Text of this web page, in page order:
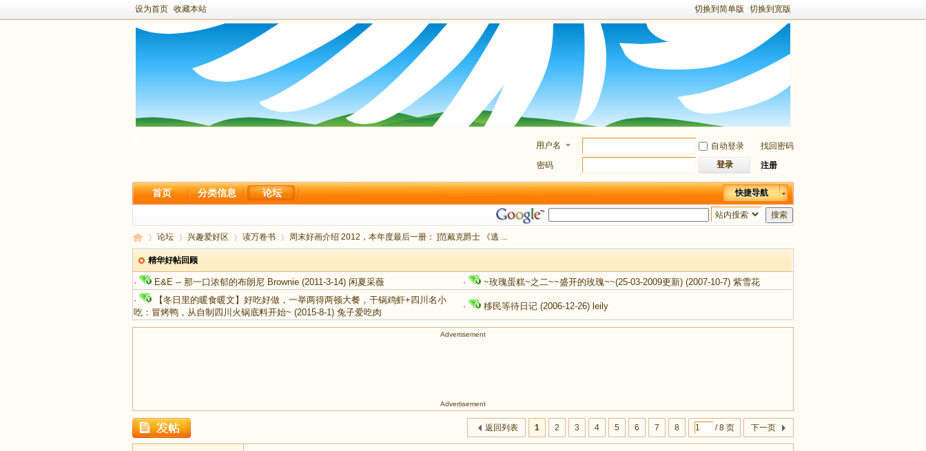
设为首页 收藏本站 切换到简单版 切换到宽版
用户名 自动登录
找回密码
密码
登录 注册
快捷导航
首页 分类信息 论坛
搜索
新
足
›
论坛
›
兴趣爱好区
›
读万卷书
›
周末好画介绍 2012，本年度最后一册： ]范戴克爵士 《逃 ...
精华好帖回顾
· E&E -- 那一口浓郁的布朗尼 Brownie (2011-3-14) 闲夏采薇 · ~玫瑰蛋糕~之二~~盛开的玫瑰~~(25-03-2009更新) (2007-10-7) 紫雪花
·
【冬日里的暖食暖文】好吃好做，一举两得两顿大餐，干锅鸡虾+四川名小
吃：冒烤鸭，从自制四川火锅底料开始~ (2015-8-1) 兔子爱吃肉
· 移民等待日记 (2006-12-26) leily
Advertisement
Advertisement
1 2 3 4 5 6 7 8 / 8 页 下一页
返回列表